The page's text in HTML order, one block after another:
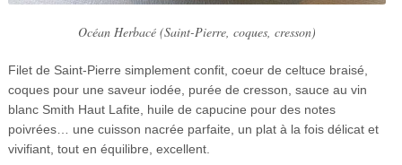
Océan Herbacé (Saint-Pierre, coques, cresson)
Filet de Saint-Pierre simplement confit, coeur de celtuce braisé,
coques pour une saveur iodée, purée de cresson, sauce au vin
blanc Smith Haut Lafite, huile de capucine pour des notes
poivrées… une cuisson nacrée parfaite, un plat à la fois délicat et
vivifiant, tout en équilibre, excellent.